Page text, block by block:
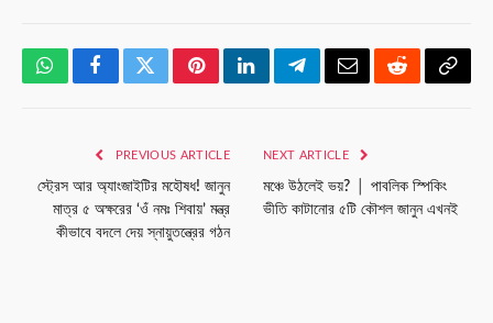
WhatsAppFacebookTwitterPinterestLinkedInTelegramEmailRedditCopy
PREVIOUS ARTICLE
স্ট্রেস আর অ্যাংজাইটির মহৌষধ! জানুন
মাত্র ৫ অক্ষরের ‘ওঁ নমঃ শিবায়’ মন্ত্র
কীভাবে বদলে দেয় স্নায়ুতন্ত্রের গঠন
NEXT ARTICLE
মঞ্চে উঠলেই ভয়? │ পাবলিক স্পিকিং
ভীতি কাটানোর ৫টি কৌশল জানুন এখনই